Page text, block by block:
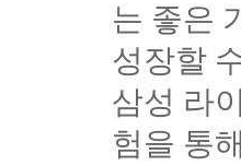
는 좋은
성장할
삼성 라
험을 통